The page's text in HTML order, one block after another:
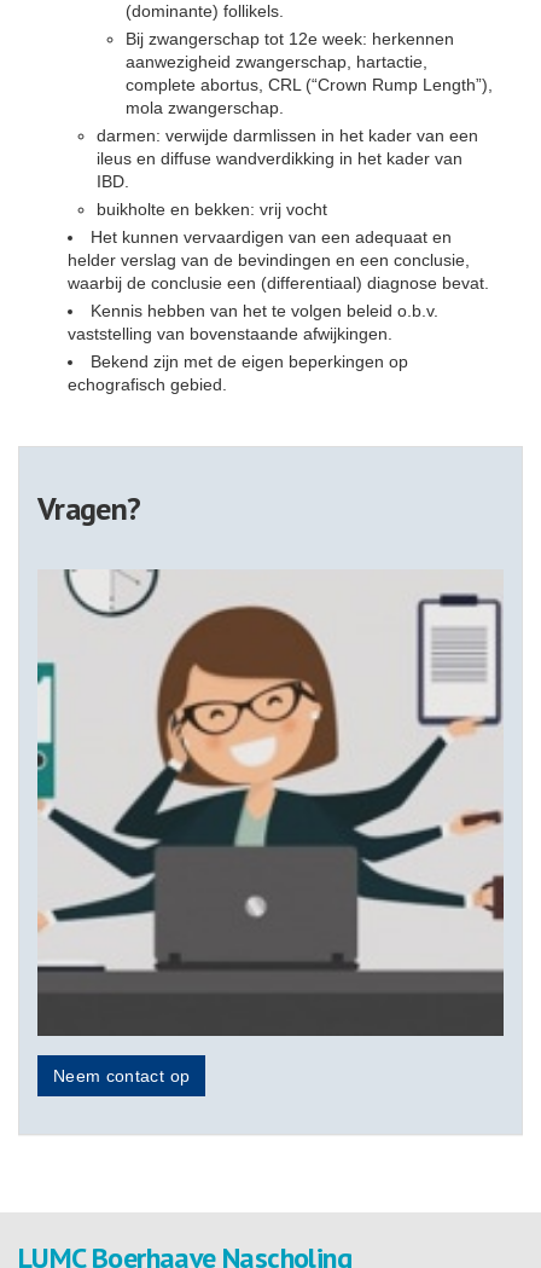
(dominante) follikels.
Bij zwangerschap tot 12e week: herkennen
aanwezigheid zwangerschap, hartactie,
complete abortus, CRL (“Crown Rump Length”),
mola zwangerschap.
darmen: verwijde darmlissen in het kader van een
ileus en diffuse wandverdikking in het kader van
IBD.
buikholte en bekken: vrij vocht
Het kunnen vervaardigen van een adequaat en
helder verslag van de bevindingen en een conclusie,
waarbij de conclusie een (differentiaal) diagnose bevat.
Kennis hebben van het te volgen beleid o.b.v.
vaststelling van bovenstaande afwijkingen.
Bekend zijn met de eigen beperkingen op
echografisch gebied.
Vragen?
Neem contact op
LUMC Boerhaave Nascholing